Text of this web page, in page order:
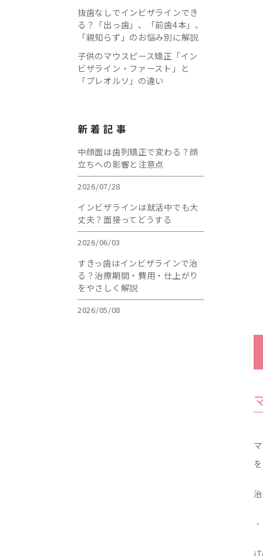
抜歯なしでインビザラインでき
る？「出っ歯」、「前歯4本」、
「親知らず」のお悩み別に解説
子供のマウスピース矯正「イン
ビザライン・ファースト」と
「プレオルソ」の違い
新着記事
中顔面は歯列矯正で変わる？顔
立ちへの影響と注意点
2026/07/28
インビザラインは就活中でも大
丈夫？面接ってどうする
2026/06/03
すきっ歯はインビザラインで治
る？治療期間・費用・仕上がり
をやさしく解説
2026/05/08